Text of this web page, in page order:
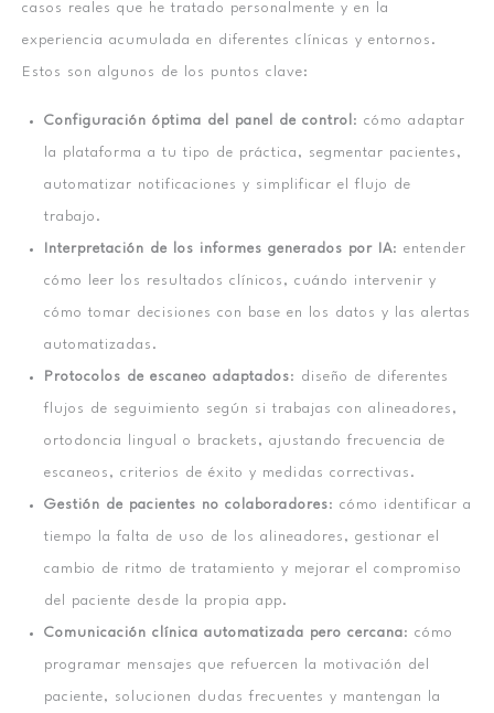
casos reales que he tratado personalmente y en la
experiencia acumulada en diferentes clínicas y entornos.
Estos son algunos de los puntos clave:
Configuración óptima del panel de control : cómo adaptar
la plataforma a tu tipo de práctica, segmentar pacientes,
automatizar notificaciones y simplificar el flujo de
trabajo.
Interpretación de los informes generados por IA: entender
cómo leer los resultados clínicos, cuándo intervenir y
cómo tomar decisiones con base en los datos y las alertas
automatizadas.
Protocolos de escaneo adaptados: diseño de diferentes
flujos de seguimiento según si trabajas con alineadores,
ortodoncia lingual o brackets, ajustando frecuencia de
escaneos, criterios de éxito y medidas correctivas.
Gestión de pacientes no colaboradores: cómo identificar a
tiempo la falta de uso de los alineadores, gestionar el
cambio de ritmo de tratamiento y mejorar el compromiso
del paciente desde la propia app.
Comunicación clínica automatizada pero cercana: cómo
programar mensajes que refuercen la motivación del
paciente, solucionen dudas frecuentes y mantengan la